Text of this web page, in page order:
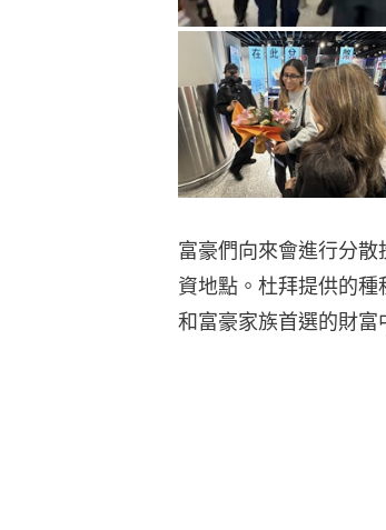
富豪們向來會進行分
資地點。杜拜提供的
和富豪家族首選的財富